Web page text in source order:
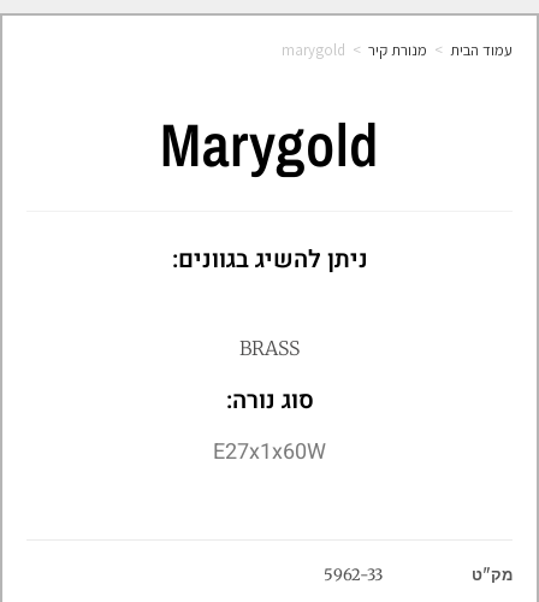
עמוד הבית > מנורת קיר >
marygold
Marygold
ניתן להשיג בגוונים:
BRASS
סוג נורה:
E27x1x60W
מק"ט
5962-33